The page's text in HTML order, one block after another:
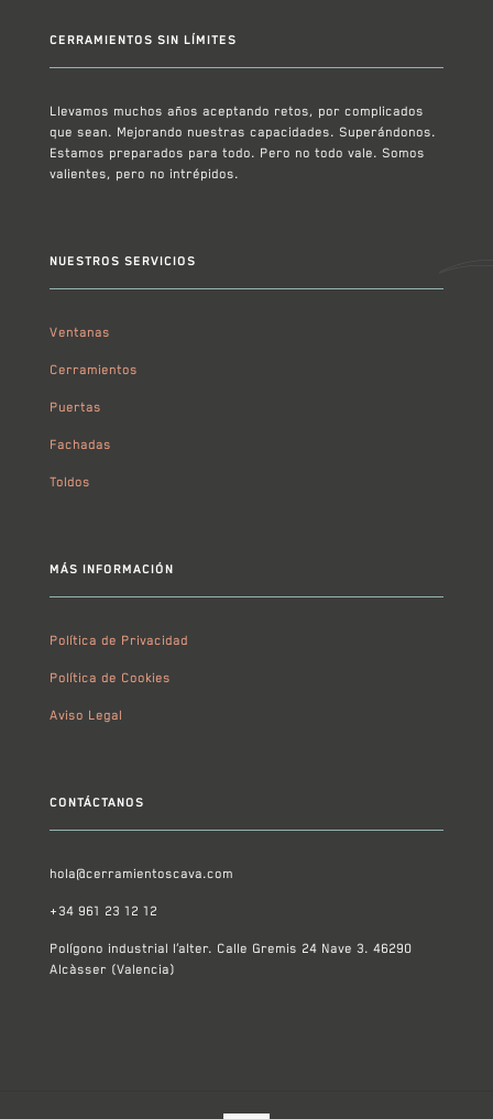
CERRAMIENTOS SIN LÍMITES
Llevamos muchos años aceptando retos, por complicados
que sean. Mejorando nuestras capacidades. Superándonos.
Estamos preparados para todo. Pero no todo vale. Somos
valientes, pero no intrépidos.
NUESTROS SERVICIOS
Ventanas
Cerramientos
Puertas
Fachadas
Toldos
MÁS INFORMACIÓN
Política de Privacidad
Política de Cookies
Aviso Legal
CONTÁCTANOS
hola@cerramientoscava.com
+34 961 23 12 12
Polígono industrial l’alter. Calle Gremis 24 Nave 3. 46290
Alcàsser (Valencia)